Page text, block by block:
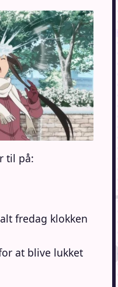
til på:
fredag klokken
at blive lukket